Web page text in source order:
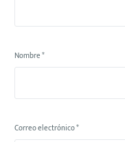
Nombre*
Correo electrónico*